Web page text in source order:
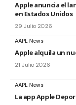
Apple anuncia el
en Estados Unidos
29 Julio 2026
AAPL News
Apple alquila un
21 Julio 2026
AAPL News
La app Apple